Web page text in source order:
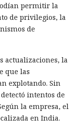
permitir la
de privilegios, la
de
actualizaciones, la
que las
explotando. Sin
intentos de
la empresa, el
en India.